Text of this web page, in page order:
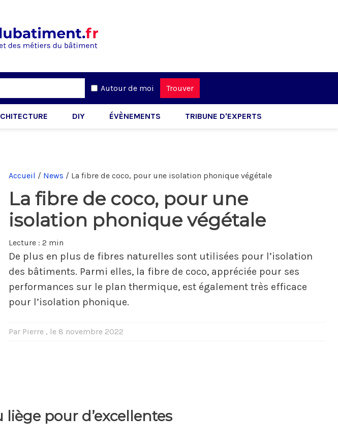
Autour de moi Trouver
DIY ÉVÈNEMENTS TRIBUNE D'EXPERTS
Accueil / News / La fibre de coco, pour une isolation phonique végétale
La fibre de coco, pour une
isolation phonique végétale
Lecture : 2 min
De plus en plus de fibres naturelles sont utilisées pour l’isolation
des bâtiments. Parmi elles, la fibre de coco, appréciée pour ses
performances sur le plan thermique, est également très efficace
pour l’isolation phonique.
Par Pierre , le 8 novembre 2022
liège pour d’excellentes